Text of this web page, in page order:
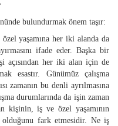
bulundurmak önem taşır:
yaşamına her iki alanda da
ifade eder. Başka bir
her iki alan için de
esastır. Günümüz çalışma
zamanın bu denli ayrılmasına
durumlarında da işin zaman
kişinin, iş ve özel yaşamının
olduğunu fark etmesidir. Ne iş